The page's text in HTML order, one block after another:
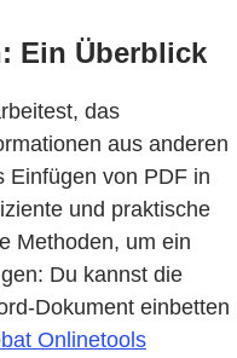
Ein Überblick
das
aus anderen
Einfügen von PDF in
und praktische
Methoden, um ein
Du kannst die
Dokument einbetten
Onlinetools